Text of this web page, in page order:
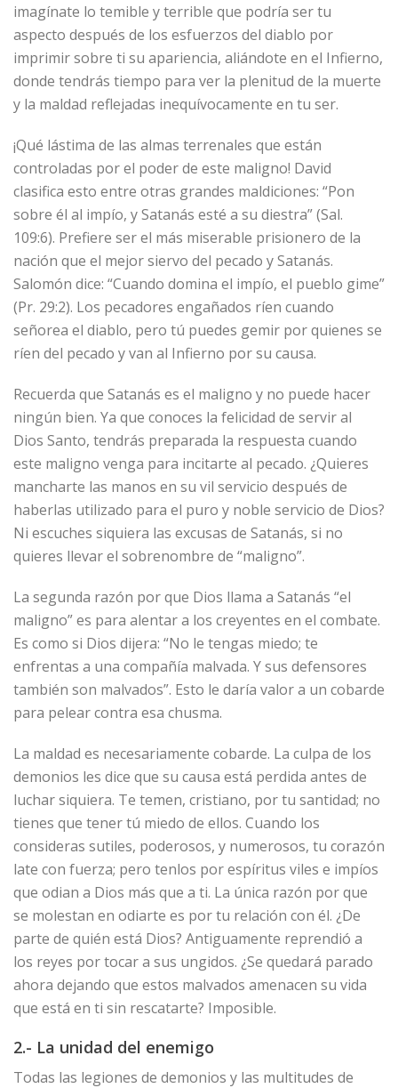
imagínate lo temible y terrible que podría ser tu
aspecto después de los esfuerzos del diablo por
imprimir sobre ti su apariencia, aliándote en el Infierno,
donde tendrás tiempo para ver la plenitud de la muerte
y la maldad reflejadas inequívocamente en tu ser.
¡Qué lástima de las almas terrenales que están
controladas por el poder de este maligno! David
clasifica esto entre otras grandes maldiciones: “Pon
sobre él al impío, y Satanás esté a su diestra” (Sal.
109:6). Prefiere ser el más miserable prisionero de la
nación que el mejor siervo del pecado y Satanás.
Salomón dice: “Cuando domina el impío, el pueblo gime”
(Pr. 29:2). Los pecadores engañados ríen cuando
señorea el diablo, pero tú puedes gemir por quienes se
ríen del pecado y van al Infierno por su causa.
Recuerda que Satanás es el maligno y no puede hacer
ningún bien. Ya que conoces la felicidad de servir al
Dios Santo, tendrás preparada la respuesta cuando
este maligno venga para incitarte al pecado. ¿Quieres
mancharte las manos en su vil servicio después de
haberlas utilizado para el puro y noble servicio de Dios?
Ni escuches siquiera las excusas de Satanás, si no
quieres llevar el sobrenombre de “maligno”.
La segunda razón por que Dios llama a Satanás “el
maligno” es para alentar a los creyentes en el combate.
Es como si Dios dijera: “No le tengas miedo; te
enfrentas a una compañía malvada. Y sus defensores
también son malvados”. Esto le daría valor a un cobarde
para pelear contra esa chusma.
La maldad es necesariamente cobarde. La culpa de los
demonios les dice que su causa está perdida antes de
luchar siquiera. Te temen, cristiano, por tu santidad; no
tienes que tener tú miedo de ellos. Cuando los
consideras sutiles, poderosos, y numerosos, tu corazón
late con fuerza; pero tenlos por espíritus viles e impíos
que odian a Dios más que a ti. La única razón por que
se molestan en odiarte es por tu relación con él. ¿De
parte de quién está Dios? Antiguamente reprendió a
los reyes por tocar a sus ungidos. ¿Se quedará parado
ahora dejando que estos malvados amenacen su vida
que está en ti sin rescatarte? Imposible.
2.- La unidad del enemigo
Todas las legiones de demonios y las multitudes de